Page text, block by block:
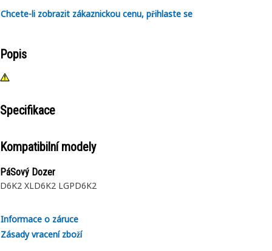
Chcete-li zobrazit zákaznickou cenu, přihlaste se
Popis
Specifikace
Kompatibilní modely
PáSový Dozer
D6K2 XLD6K2 LGPD6K2
Informace o záruce
Zásady vracení zboží